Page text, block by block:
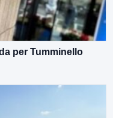
per Tumminello